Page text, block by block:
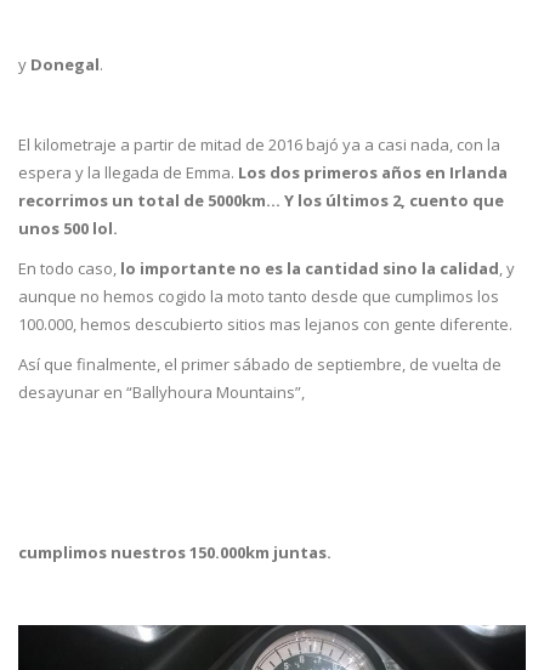
y Donegal.
El kilometraje a partir de mitad de 2016 bajó ya a casi nada, con la
espera y la llegada de Emma. Los dos primeros años en Irlanda
recorrimos un total de 5000km… Y los últimos 2, cuento que
unos 500 lol.
En todo caso, lo importante no es la cantidad sino la calidad, y
aunque no hemos cogido la moto tanto desde que cumplimos los
100.000, hemos descubierto sitios mas lejanos con gente diferente.
Así que finalmente, el primer sábado de septiembre, de vuelta de
desayunar en “Ballyhoura Mountains”,
cumplimos nuestros 150.000km juntas.